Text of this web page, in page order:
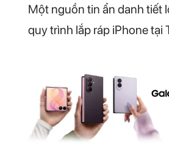
Một nguồn tin ẩn danh tiết
quy trình lắp ráp iPhone tại